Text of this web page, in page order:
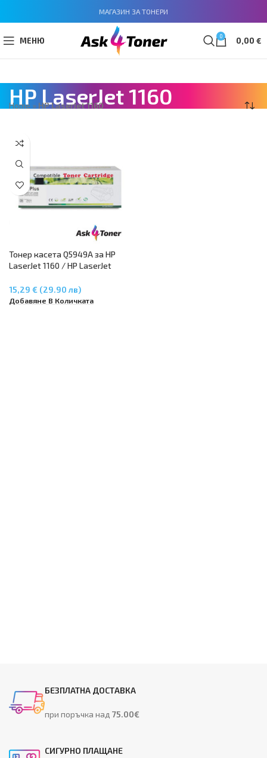
МАГАЗИН ЗА ТОНЕРИ
МЕНЮ 0 0,00 €
HP LaserJet 1160
Home » HP LaserJet 1160
Тонер касета Q5949A за HP
LaserJet 1160 / HP LaserJet
15,29 € (29.90 лв)
Добавяне В Количката
БЕЗПЛАТНА ДОСТАВКА
при поръчка над75.00€
СИГУРНО ПЛАЩАНЕ